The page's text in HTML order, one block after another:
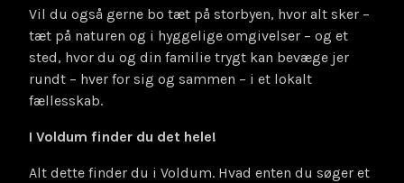
Vil du også gerne bo tæt på storbyen, hvor alt sker –
tæt på naturen og i hyggelige omgivelser – og et
sted, hvor du og din familie trygt kan bevæge jer
rundt – hver for sig og sammen – i et lokalt
fællesskab.
I Voldum finder du det hele!
Alt dette finder du i Voldum. Hvad enten du søger et